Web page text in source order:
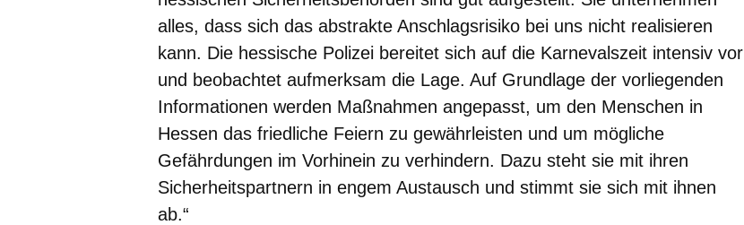
alles, dass sich das abstrakte Anschlagsrisiko bei uns nicht realisieren
kann. Die hessische Polizei bereitet sich auf die Karnevalszeit intensiv vor
und beobachtet aufmerksam die Lage. Auf Grundlage der vorliegenden
Informationen werden Maßnahmen angepasst, um den Menschen in
Hessen das friedliche Feiern zu gewährleisten und um mögliche
Gefährdungen im Vorhinein zu verhindern. Dazu steht sie mit ihren
Sicherheitspartnern in engem Austausch und stimmt sie sich mit ihnen
ab.“